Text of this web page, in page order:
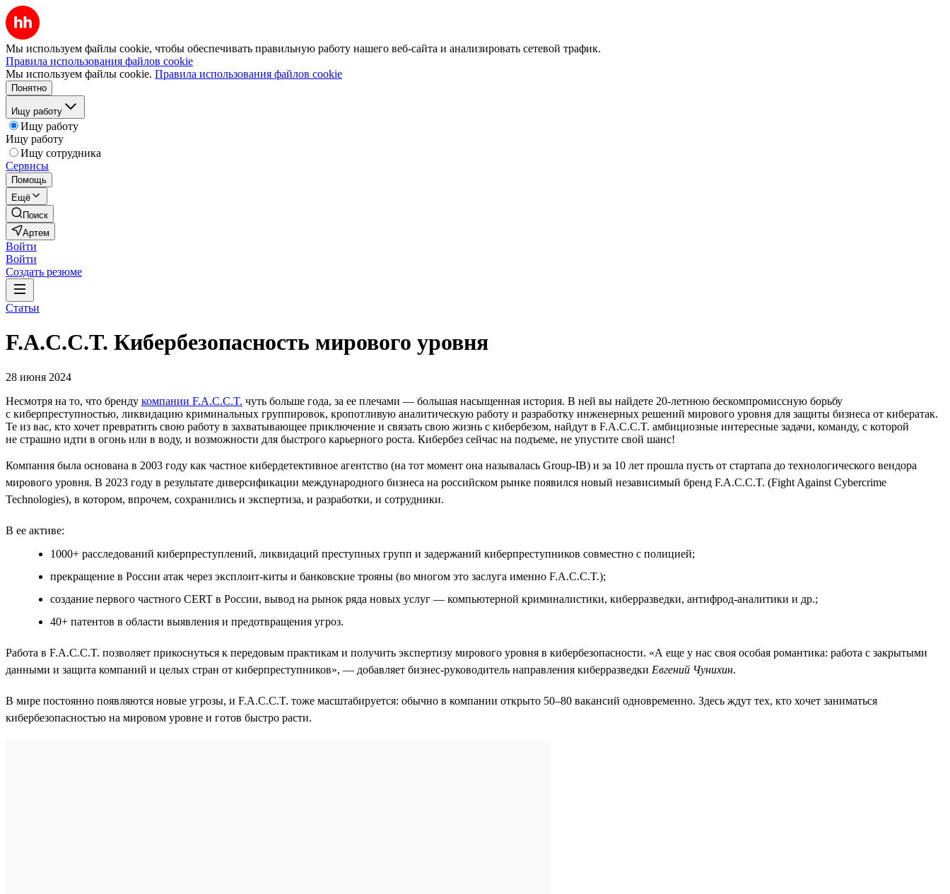
Мы используем файлы cookie, чтобы обеспечивать правильную работу нашего веб-сайта и анализировать сетевой трафик.
Правила использования файлов cookie
Мы используем файлы cookie. Правила использования файлов cookie
Понятно
Ищу работу
Ищу работу
Ищу работу
Ищу сотрудника
Сервисы
Помощь
Ещё
Поиск
Артем
Войти
Войти
Создать резюме
Статьи
F.A.C.C.T. Кибербезопасность мирового уровня
28 июня 2024
Несмотря на то, что бренду компании F.A.C.C.T. чуть больше года, за ее плечами — большая насыщенная история. В ней вы найдете 20‑летнюю бескомпромиссную борьбу
с киберпреступностью, ликвидацию криминальных группировок, кропотливую аналитическую работу и разработку инженерных решений мирового уровня для защиты бизнеса от кибератак.
Те из вас, кто хочет превратить свою работу в захватывающее приключение и связать свою жизнь с кибербезом, найдут в F.A.C.C.T. амбициозные интересные задачи, команду, с которой
не страшно идти в огонь или в воду, и возможности для быстрого карьерного роста. Кибербез сейчас на подъеме, не упустите свой шанс!
Компания была основана в 2003 году как частное кибердетективное агентство (на тот момент она называлась Group-IB) и за 10 лет прошла пусть от стартапа до технологического вендора
мирового уровня. В 2023 году в результате диверсификации международного бизнеса на российском рынке появился новый независимый бренд F.A.C.C.T. (Fight Against Cybercrime
Technologies), в котором, впрочем, сохранились и экспертиза, и разработки, и сотрудники.
В ее активе:
1000+ расследований киберпреступлений, ликвидаций преступных групп и задержаний киберпреступников совместно с полицией;
прекращение в России атак через эксплоит-киты и банковские трояны (во многом это заслуга именно F.A.C.C.T.);
создание первого частного СERT в России, вывод на рынок ряда новых услуг — компьютерной криминалистики, киберразведки, антифрод-аналитики и др.;
40+ патентов в области выявления и предотвращения угроз.
Работа в F.A.C.C.T. позволяет прикоснуться к передовым практикам и получить экспертизу мирового уровня в кибербезопасности. «А еще у нас своя особая романтика: работа с закрытыми
данными и защита компаний и целых стран от киберпреступников», — добавляет бизнес-руководитель направления киберразведки Евгений Чунихин.
В мире постоянно появляются новые угрозы, и F.A.C.C.T. тоже масштабируется: обычно в компании открыто 50–80 вакансий одновременно. Здесь ждут тех, кто хочет заниматься
кибербезопасностью на мировом уровне и готов быстро расти.